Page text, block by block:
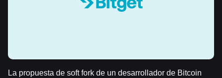
La propuesta de soft fork de un desarrollador de Bitcoin